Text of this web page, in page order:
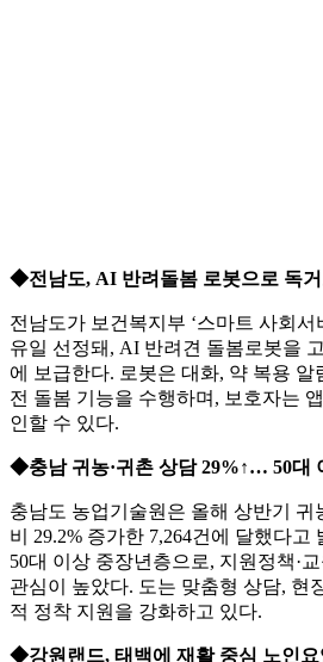
◆전남도, AI 반려돌봄 로봇으로 독
전남도가 보건복지부 ‘스마트 사회서
유일 선정돼, AI 반려견 돌봄로봇을
에 보급한다. 로봇은 대화, 약 복용 알
전 돌봄 기능을 수행하며, 보호자는
인할 수 있다.
◆충남 귀농·귀촌 상담 29%↑… 50대
충남도 농업기술원은 올해 상반기 귀
비 29.2% 증가한 7,264건에 달했다고
50대 이상 중장년층으로, 지원정책·
관심이 높았다. 도는 맞춤형 상담, 현
적 정착 지원을 강화하고 있다.
◆강원랜드, 태백에 재활 중심 노인요